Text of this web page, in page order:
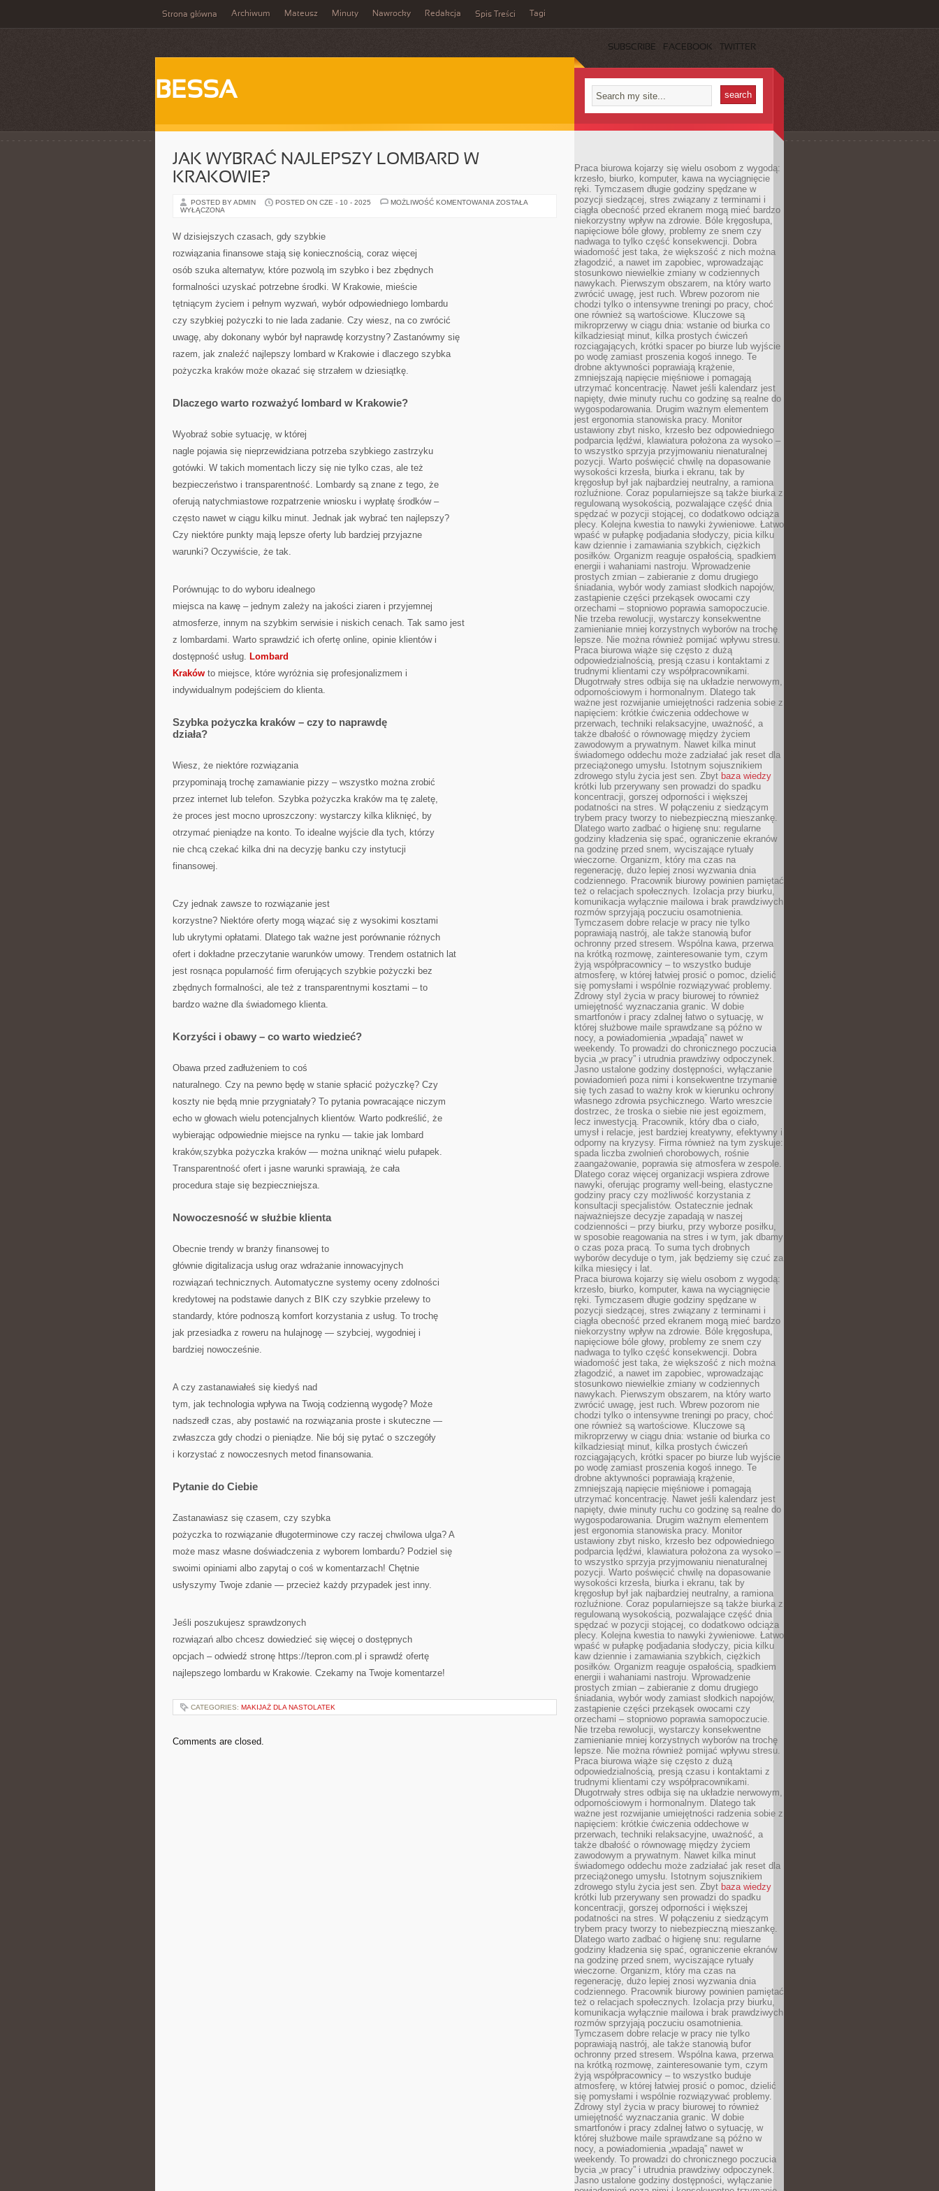
Strona główna Archiwum Mateusz Minuty Nawrocky Redakcja Spis Treści Tagi
SUBSCRIBE FACEBOOK TWITTER
BESSA
JAK WYBRAĆ NAJLEPSZY LOMBARD W
KRAKOWIE?
POSTED BY ADMIN POSTED ON CZE - 10 - 2025 MOŻLIWOŚĆ KOMENTOWANIA JAK
ZOSTAŁA
WYŁĄCZONA
W dzisiejszych czasach, gdy szybkie
rozwiązania finansowe stają się koniecznością, coraz więcej
osób szuka alternatyw, które pozwolą im szybko i bez zbędnych
formalności uzyskać potrzebne środki. W Krakowie, mieście
tętniącym życiem i pełnym wyzwań, wybór odpowiedniego lombardu
czy szybkiej pożyczki to nie lada zadanie. Czy wiesz, na co zwrócić
uwagę, aby dokonany wybór był naprawdę korzystny? Zastanówmy się
razem, jak znaleźć najlepszy lombard w Krakowie i dlaczego szybka
pożyczka kraków może okazać się strzałem w dziesiątkę.
Dlaczego warto rozważyć lombard w Krakowie?
Wyobraź sobie sytuację, w której
nagle pojawia się nieprzewidziana potrzeba szybkiego zastrzyku
gotówki. W takich momentach liczy się nie tylko czas, ale też
bezpieczeństwo i transparentność. Lombardy są znane z tego, że
oferują natychmiastowe rozpatrzenie wniosku i wypłatę środków –
często nawet w ciągu kilku minut. Jednak jak wybrać ten najlepszy?
Czy niektóre punkty mają lepsze oferty lub bardziej przyjazne
warunki? Oczywiście, że tak.
Porównując to do wyboru idealnego
miejsca na kawę – jednym zależy na jakości ziaren i przyjemnej
atmosferze, innym na szybkim serwisie i niskich cenach. Tak samo jest
z lombardami. Warto sprawdzić ich ofertę online, opinie klientów i
dostępność usług. Lombard
Kraków to miejsce, które wyróżnia się profesjonalizmem i
indywidualnym podejściem do klienta.
Szybka pożyczka kraków – czy to naprawdę
działa?
Wiesz, że niektóre rozwiązania
przypominają trochę zamawianie pizzy – wszystko można zrobić
przez internet lub telefon. Szybka pożyczka kraków ma tę zaletę,
że proces jest mocno uproszczony: wystarczy kilka kliknięć, by
otrzymać pieniądze na konto. To idealne wyjście dla tych, którzy
nie chcą czekać kilka dni na decyzję banku czy instytucji
finansowej.
Czy jednak zawsze to rozwiązanie jest
korzystne? Niektóre oferty mogą wiązać się z wysokimi kosztami
lub ukrytymi opłatami. Dlatego tak ważne jest porównanie różnych
ofert i dokładne przeczytanie warunków umowy. Trendem ostatnich lat
jest rosnąca popularność firm oferujących szybkie pożyczki bez
zbędnych formalności, ale też z transparentnymi kosztami – to
bardzo ważne dla świadomego klienta.
Korzyści i obawy – co warto wiedzieć?
Obawa przed zadłużeniem to coś
naturalnego. Czy na pewno będę w stanie spłacić pożyczkę? Czy
koszty nie będą mnie przygniatały? To pytania powracające niczym
echo w głowach wielu potencjalnych klientów. Warto podkreślić, że
wybierając odpowiednie miejsce na rynku — takie jak lombard
kraków,szybka pożyczka kraków — można uniknąć wielu pułapek.
Transparentność ofert i jasne warunki sprawiają, że cała
procedura staje się bezpieczniejsza.
Nowoczesność w służbie klienta
Obecnie trendy w branży finansowej to
głównie digitalizacja usług oraz wdrażanie innowacyjnych
rozwiązań technicznych. Automatyczne systemy oceny zdolności
kredytowej na podstawie danych z BIK czy szybkie przelewy to
standardy, które podnoszą komfort korzystania z usług. To trochę
jak przesiadka z roweru na hulajnogę — szybciej, wygodniej i
bardziej nowocześnie.
A czy zastanawiałeś się kiedyś nad
tym, jak technologia wpływa na Twoją codzienną wygodę? Może
nadszedł czas, aby postawić na rozwiązania proste i skuteczne —
zwłaszcza gdy chodzi o pieniądze. Nie bój się pytać o szczegóły
i korzystać z nowoczesnych metod finansowania.
Pytanie do Ciebie
Zastanawiasz się czasem, czy szybka
pożyczka to rozwiązanie długoterminowe czy raczej chwilowa ulga? A
może masz własne doświadczenia z wyborem lombardu? Podziel się
swoimi opiniami albo zapytaj o coś w komentarzach! Chętnie
usłyszymy Twoje zdanie — przecież każdy przypadek jest inny.
Jeśli poszukujesz sprawdzonych
rozwiązań albo chcesz dowiedzieć się więcej o dostępnych
opcjach – odwiedź stronę https://tepron.com.pl i sprawdź ofertę
najlepszego lombardu w Krakowie. Czekamy na Twoje komentarze!
CATEGORIES: MAKIJAŻ DLA NASTOLATEK
Comments are closed.
Praca biurowa kojarzy się wielu osobom z wygodą:
krzesło, biurko, komputer, kawa na wyciągnięcie
ręki. Tymczasem długie godziny spędzane w
pozycji siedzącej, stres związany z terminami i
ciągła obecność przed ekranem mogą mieć bardzo
niekorzystny wpływ na zdrowie. Bóle kręgosłupa,
napięciowe bóle głowy, problemy ze snem czy
nadwaga to tylko część konsekwencji. Dobra
wiadomość jest taka, że większość z nich można
złagodzić, a nawet im zapobiec, wprowadzając
stosunkowo niewielkie zmiany w codziennych
nawykach. Pierwszym obszarem, na który warto
zwrócić uwagę, jest ruch. Wbrew pozorom nie
chodzi tylko o intensywne treningi po pracy, choć
one również są wartościowe. Kluczowe są
mikroprzerwy w ciągu dnia: wstanie od biurka co
kilkadziesiąt minut, kilka prostych ćwiczeń
rozciągających, krótki spacer po biurze lub wyjście
po wodę zamiast proszenia kogoś innego. Te
drobne aktywności poprawiają krążenie,
zmniejszają napięcie mięśniowe i pomagają
utrzymać koncentrację. Nawet jeśli kalendarz jest
napięty, dwie minuty ruchu co godzinę są realne do
wygospodarowania. Drugim ważnym elementem
jest ergonomia stanowiska pracy. Monitor
ustawiony zbyt nisko, krzesło bez odpowiedniego
podparcia lędźwi, klawiatura położona za wysoko –
to wszystko sprzyja przyjmowaniu nienaturalnej
pozycji. Warto poświęcić chwilę na dopasowanie
wysokości krzesła, biurka i ekranu, tak by
kręgosłup był jak najbardziej neutralny, a ramiona
rozluźnione. Coraz popularniejsze są także biurka z
regulowaną wysokością, pozwalające część dnia
spędzać w pozycji stojącej, co dodatkowo odciąża
plecy. Kolejna kwestia to nawyki żywieniowe. Łatwo
wpaść w pułapkę podjadania słodyczy, picia kilku
kaw dziennie i zamawiania szybkich, ciężkich
posiłków. Organizm reaguje ospałością, spadkiem
energii i wahaniami nastroju. Wprowadzenie
prostych zmian – zabieranie z domu drugiego
śniadania, wybór wody zamiast słodkich napojów,
zastąpienie części przekąsek owocami czy
orzechami – stopniowo poprawia samopoczucie.
Nie trzeba rewolucji, wystarczy konsekwentne
zamienianie mniej korzystnych wyborów na trochę
lepsze. Nie można również pomijać wpływu stresu.
Praca biurowa wiąże się często z dużą
odpowiedzialnością, presją czasu i kontaktami z
trudnymi klientami czy współpracownikami.
Długotrwały stres odbija się na układzie nerwowym,
odpornościowym i hormonalnym. Dlatego tak
ważne jest rozwijanie umiejętności radzenia sobie z
napięciem: krótkie ćwiczenia oddechowe w
przerwach, techniki relaksacyjne, uważność, a
także dbałość o równowagę między życiem
zawodowym a prywatnym. Nawet kilka minut
świadomego oddechu może zadziałać jak reset dla
przeciążonego umysłu. Istotnym sojusznikiem
zdrowego stylu życia jest sen. Zbyt baza wiedzy
krótki lub przerywany sen prowadzi do spadku
koncentracji, gorszej odporności i większej
podatności na stres. W połączeniu z siedzącym
trybem pracy tworzy to niebezpieczną mieszankę.
Dlatego warto zadbać o higienę snu: regularne
godziny kładzenia się spać, ograniczenie ekranów
na godzinę przed snem, wyciszające rytuały
wieczorne. Organizm, który ma czas na
regenerację, dużo lepiej znosi wyzwania dnia
codziennego. Pracownik biurowy powinien pamiętać
też o relacjach społecznych. Izolacja przy biurku,
komunikacja wyłącznie mailowa i brak prawdziwych
rozmów sprzyjają poczuciu osamotnienia.
Tymczasem dobre relacje w pracy nie tylko
poprawiają nastrój, ale także stanowią bufor
ochronny przed stresem. Wspólna kawa, przerwa
na krótką rozmowę, zainteresowanie tym, czym
żyją współpracownicy – to wszystko buduje
atmosferę, w której łatwiej prosić o pomoc, dzielić
się pomysłami i wspólnie rozwiązywać problemy.
Zdrowy styl życia w pracy biurowej to również
umiejętność wyznaczania granic. W dobie
smartfonów i pracy zdalnej łatwo o sytuację, w
której służbowe maile sprawdzane są późno w
nocy, a powiadomienia „wpadają” nawet w
weekendy. To prowadzi do chronicznego poczucia
bycia „w pracy” i utrudnia prawdziwy odpoczynek.
Jasno ustalone godziny dostępności, wyłączanie
powiadomień poza nimi i konsekwentne trzymanie
się tych zasad to ważny krok w kierunku ochrony
własnego zdrowia psychicznego. Warto wreszcie
dostrzec, że troska o siebie nie jest egoizmem,
lecz inwestycją. Pracownik, który dba o ciało,
umysł i relacje, jest bardziej kreatywny, efektywny i
odporny na kryzysy. Firma również na tym zyskuje:
spada liczba zwolnień chorobowych, rośnie
zaangażowanie, poprawia się atmosfera w zespole.
Dlatego coraz więcej organizacji wspiera zdrowe
nawyki, oferując programy well-being, elastyczne
godziny pracy czy możliwość korzystania z
konsultacji specjalistów. Ostatecznie jednak
najważniejsze decyzje zapadają w naszej
codzienności – przy biurku, przy wyborze posiłku,
w sposobie reagowania na stres i w tym, jak dbamy
o czas poza pracą. To suma tych drobnych
wyborów decyduje o tym, jak będziemy się czuć za
kilka miesięcy i lat.
Praca biurowa kojarzy się wielu osobom z wygodą:
krzesło, biurko, komputer, kawa na wyciągnięcie
ręki. Tymczasem długie godziny spędzane w
pozycji siedzącej, stres związany z terminami i
ciągła obecność przed ekranem mogą mieć bardzo
niekorzystny wpływ na zdrowie. Bóle kręgosłupa,
napięciowe bóle głowy, problemy ze snem czy
nadwaga to tylko część konsekwencji. Dobra
wiadomość jest taka, że większość z nich można
złagodzić, a nawet im zapobiec, wprowadzając
stosunkowo niewielkie zmiany w codziennych
nawykach. Pierwszym obszarem, na który warto
zwrócić uwagę, jest ruch. Wbrew pozorom nie
chodzi tylko o intensywne treningi po pracy, choć
one również są wartościowe. Kluczowe są
mikroprzerwy w ciągu dnia: wstanie od biurka co
kilkadziesiąt minut, kilka prostych ćwiczeń
rozciągających, krótki spacer po biurze lub wyjście
po wodę zamiast proszenia kogoś innego. Te
drobne aktywności poprawiają krążenie,
zmniejszają napięcie mięśniowe i pomagają
utrzymać koncentrację. Nawet jeśli kalendarz jest
napięty, dwie minuty ruchu co godzinę są realne do
wygospodarowania. Drugim ważnym elementem
jest ergonomia stanowiska pracy. Monitor
ustawiony zbyt nisko, krzesło bez odpowiedniego
podparcia lędźwi, klawiatura położona za wysoko –
to wszystko sprzyja przyjmowaniu nienaturalnej
pozycji. Warto poświęcić chwilę na dopasowanie
wysokości krzesła, biurka i ekranu, tak by
kręgosłup był jak najbardziej neutralny, a ramiona
rozluźnione. Coraz popularniejsze są także biurka z
regulowaną wysokością, pozwalające część dnia
spędzać w pozycji stojącej, co dodatkowo odciąża
plecy. Kolejna kwestia to nawyki żywieniowe. Łatwo
wpaść w pułapkę podjadania słodyczy, picia kilku
kaw dziennie i zamawiania szybkich, ciężkich
posiłków. Organizm reaguje ospałością, spadkiem
energii i wahaniami nastroju. Wprowadzenie
prostych zmian – zabieranie z domu drugiego
śniadania, wybór wody zamiast słodkich napojów,
zastąpienie części przekąsek owocami czy
orzechami – stopniowo poprawia samopoczucie.
Nie trzeba rewolucji, wystarczy konsekwentne
zamienianie mniej korzystnych wyborów na trochę
lepsze. Nie można również pomijać wpływu stresu.
Praca biurowa wiąże się często z dużą
odpowiedzialnością, presją czasu i kontaktami z
trudnymi klientami czy współpracownikami.
Długotrwały stres odbija się na układzie nerwowym,
odpornościowym i hormonalnym. Dlatego tak
ważne jest rozwijanie umiejętności radzenia sobie z
napięciem: krótkie ćwiczenia oddechowe w
przerwach, techniki relaksacyjne, uważność, a
także dbałość o równowagę między życiem
zawodowym a prywatnym. Nawet kilka minut
świadomego oddechu może zadziałać jak reset dla
przeciążonego umysłu. Istotnym sojusznikiem
zdrowego stylu życia jest sen. Zbyt baza wiedzy
krótki lub przerywany sen prowadzi do spadku
koncentracji, gorszej odporności i większej
podatności na stres. W połączeniu z siedzącym
trybem pracy tworzy to niebezpieczną mieszankę.
Dlatego warto zadbać o higienę snu: regularne
godziny kładzenia się spać, ograniczenie ekranów
na godzinę przed snem, wyciszające rytuały
wieczorne. Organizm, który ma czas na
regenerację, dużo lepiej znosi wyzwania dnia
codziennego. Pracownik biurowy powinien pamiętać
też o relacjach społecznych. Izolacja przy biurku,
komunikacja wyłącznie mailowa i brak prawdziwych
rozmów sprzyjają poczuciu osamotnienia.
Tymczasem dobre relacje w pracy nie tylko
poprawiają nastrój, ale także stanowią bufor
ochronny przed stresem. Wspólna kawa, przerwa
na krótką rozmowę, zainteresowanie tym, czym
żyją współpracownicy – to wszystko buduje
atmosferę, w której łatwiej prosić o pomoc, dzielić
się pomysłami i wspólnie rozwiązywać problemy.
Zdrowy styl życia w pracy biurowej to również
umiejętność wyznaczania granic. W dobie
smartfonów i pracy zdalnej łatwo o sytuację, w
której służbowe maile sprawdzane są późno w
nocy, a powiadomienia „wpadają” nawet w
weekendy. To prowadzi do chronicznego poczucia
bycia „w pracy” i utrudnia prawdziwy odpoczynek.
Jasno ustalone godziny dostępności, wyłączanie